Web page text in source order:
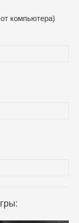
компьютера)